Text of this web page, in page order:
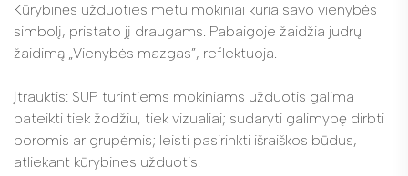
Kūrybinės užduoties metu mokiniai kuria savo vienybės
simbolį, pristato jį draugams. Pabaigoje žaidžia judrų
žaidimą „Vienybės mazgas”, reflektuoja.
Įtrauktis: SUP turintiems mokiniams užduotis galima
pateikti tiek žodžiu, tiek vizualiai; sudaryti galimybę dirbti
poromis ar grupėmis; leisti pasirinkti išraiškos būdus,
atliekant kūrybines užduotis.